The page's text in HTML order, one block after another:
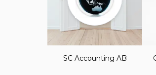
SC Accounting AB